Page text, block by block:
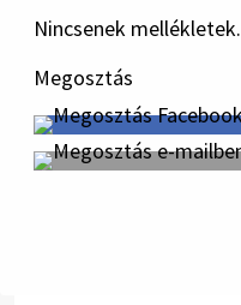
Nincsenek mellékletek.
Megosztás